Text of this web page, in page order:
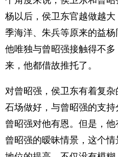
杨以后，侯卫东官越做越
季海洋、朱兵等原来的益杨
他唯独与曾昭强接触得不
来，他都借故推托了。
对曾昭强，侯卫东有着复
石场做好，与曾昭强的支持
曾昭强对他有恩。但是，
曾昭强的暧昧情景，这个